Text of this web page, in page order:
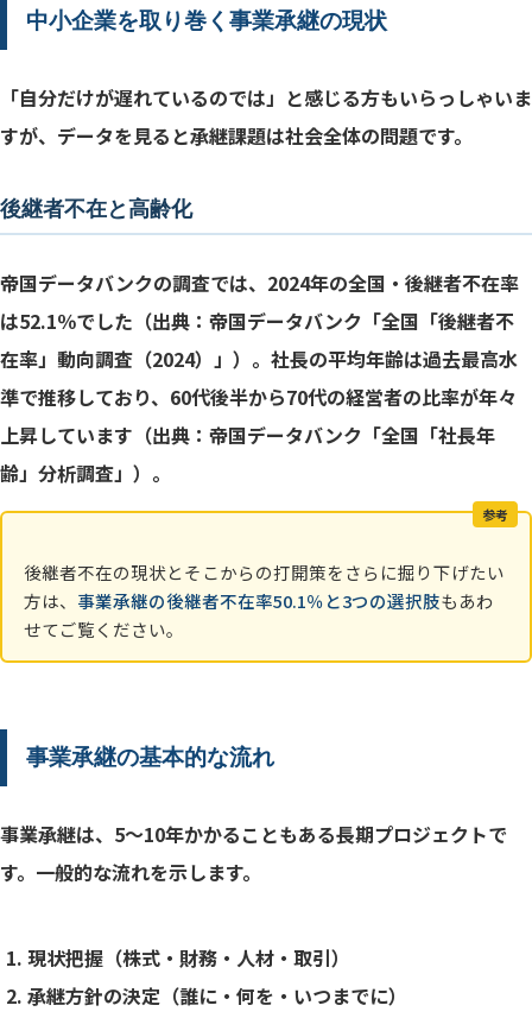
中小企業を取り巻く事業承継の現状
「自分だけが遅れているのでは」と感じる方もいらっしゃいま
すが、データを見ると承継課題は社会全体の問題です。
後継者不在と高齢化
帝国データバンクの調査では、2024年の全国・後継者不在率
は52.1％でした（出典：帝国データバンク「全国「後継者不
在率」動向調査（2024）」）。社長の平均年齢は過去最高水
準で推移しており、60代後半から70代の経営者の比率が年々
上昇しています（出典：帝国データバンク「全国「社長年
齢」分析調査」）。
参考
後継者不在の現状とそこからの打開策をさらに掘り下げたい
方は、 事業承継の後継者不在率50.1％と3つの選択肢もあわ
せてご覧ください。
事業承継の基本的な流れ
事業承継は、5〜10年かかることもある長期プロジェクトで
す。一般的な流れを示します。
現状把握（株式・財務・人材・取引）
承継方針の決定（誰に・何を・いつまでに）